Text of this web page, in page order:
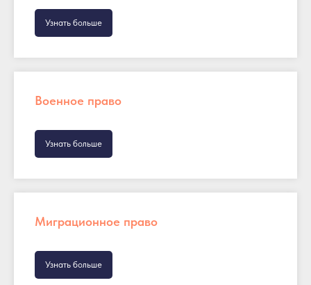
Узнать больше
Военное право
Узнать больше
Миграционное право
Узнать больше